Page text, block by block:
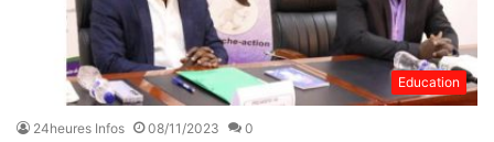
Education
24heures Infos 08/11/2023 0